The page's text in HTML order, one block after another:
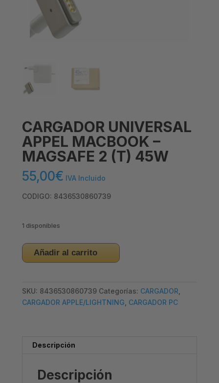
CARGADOR UNIVERSAL
APPEL MACBOOK –
MAGSAFE 2 (T) 45W
55,00€ IVA Incluido
CODIGO: 8436530860739
1 disponibles
CARGADOR
UNIVERSAL
–
MAGSAFE
cantidad
Añadir al carrito
SKU: 8436530860739 Categorías: CARGADOR
CARGADOR APPLE/LIGHTNING CARGADOR PC
Descripción
Descripción